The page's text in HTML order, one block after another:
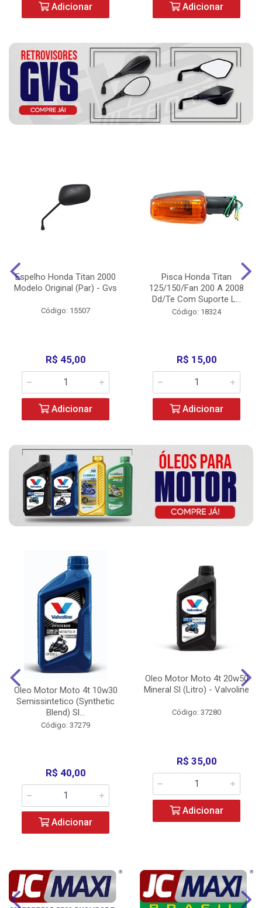
Adicionar Adicionar
Espelho Honda Titan 2000
Modelo Original (Par) - Gvs
Código: 15507
R$ 45,00
Adicionar
Pisca Honda Titan
125/150/Fan 200 A 2008
Dd/Te Com Suporte L...
Código: 18324
R$ 15,00
Adicionar
Oleo Motor Moto 4t 10w30
Semissintetico (Synthetic
Blend) Sl...
Código: 37279
R$ 40,00
Adicionar
Oleo Motor Moto 4t 20w50
Mineral Sl (Litro) - Valvoline
Código: 37280
R$ 35,00
Adicionar